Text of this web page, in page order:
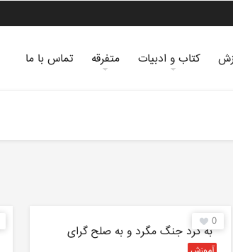
کتاب و ادبیات متفرقه تماس با ما
0
″به گرد جنگ مگرد و به صلح گرای